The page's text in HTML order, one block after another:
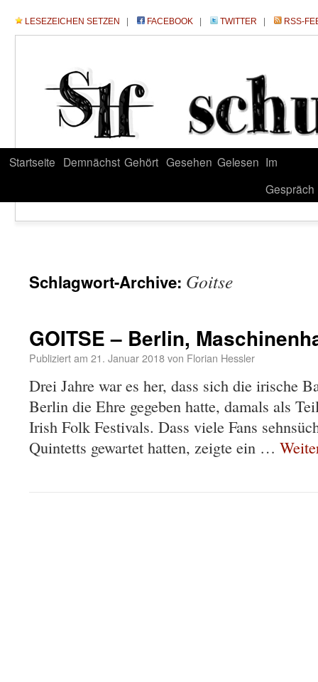
LESEZEICHEN SETZEN FACEBOOK TWITTER RSS-
Startseite Demnächst Gehört Gesehen Gelesen Im
Gespräch
Schlagwort-Archive: Goitse
GOITSE – Berlin,
Publiziert am 21. Januar 2018von Florian Hessler
Drei Jahre war es her, dass sich die irische
Berlin die Ehre gegeben hatte, damals als
Irish Folk Festivals. Dass viele Fans
Quintetts gewartet hatten, zeigte ein …